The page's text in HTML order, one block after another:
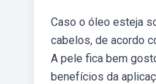
Caso o óleo esteja
cabelos, de acordo
A pele fica bem
benefícios da